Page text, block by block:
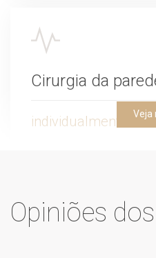
Cirurgia da
individualmente Veja
Opiniões